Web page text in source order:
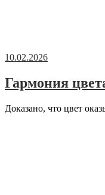
10.02.2026
Гармония
Доказано, что цвет